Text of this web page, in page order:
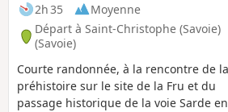
2h 35
Moyenne
Départ à Saint-Christophe (Savoie)
(Savoie)
Courte randonnée, à la rencontre de la
préhistoire sur le site de la Fru et du
passage historique de la voie Sarde